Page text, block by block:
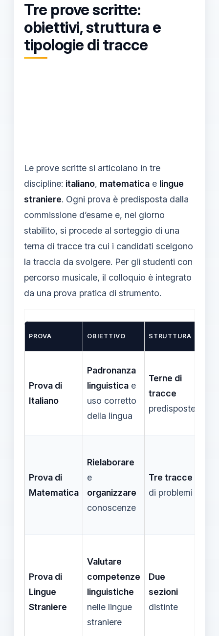
Tre prove scritte:
obiettivi, struttura e
tipologie di tracce
Le prove scritte si articolano in tre
discipline: italiano, matematica e lingue
straniere. Ogni prova è predisposta dalla
commissione d’esame e, nel giorno
stabilito, si procede al sorteggio di una
terna di tracce tra cui i candidati scelgono
la traccia da svolgere. Per gli studenti con
percorso musicale, il colloquio è integrato
da una prova pratica di strumento.
PROVA OBIETTIVO STRUTTURA
Prova di
Italiano
Padronanza
linguistica e
uso corretto
della lingua
Terne di
tracce
predisposte
Prova di
Matematica
Rielaborare
e
organizzare
conoscenze
Tre tracce
di problemi
Prova di
Lingue
Straniere
Valutare
competenze
linguistiche
nelle lingue
straniere
Due
sezioni
distinte